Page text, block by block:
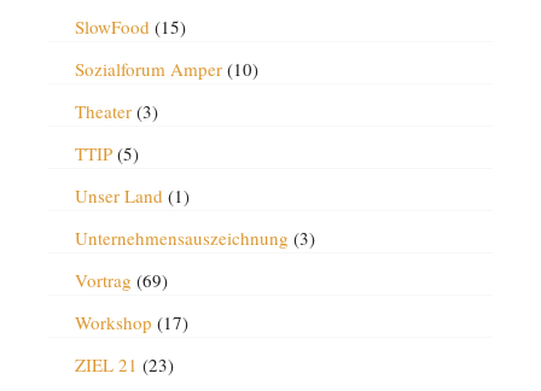
SlowFood (15)
Sozialforum Amper(10)
Theater(3)
TTIP(5)
Unser Land (1)
Unternehmensauszeichnung (3)
Vortrag (69)
Workshop (17)
ZIEL 21 (23)